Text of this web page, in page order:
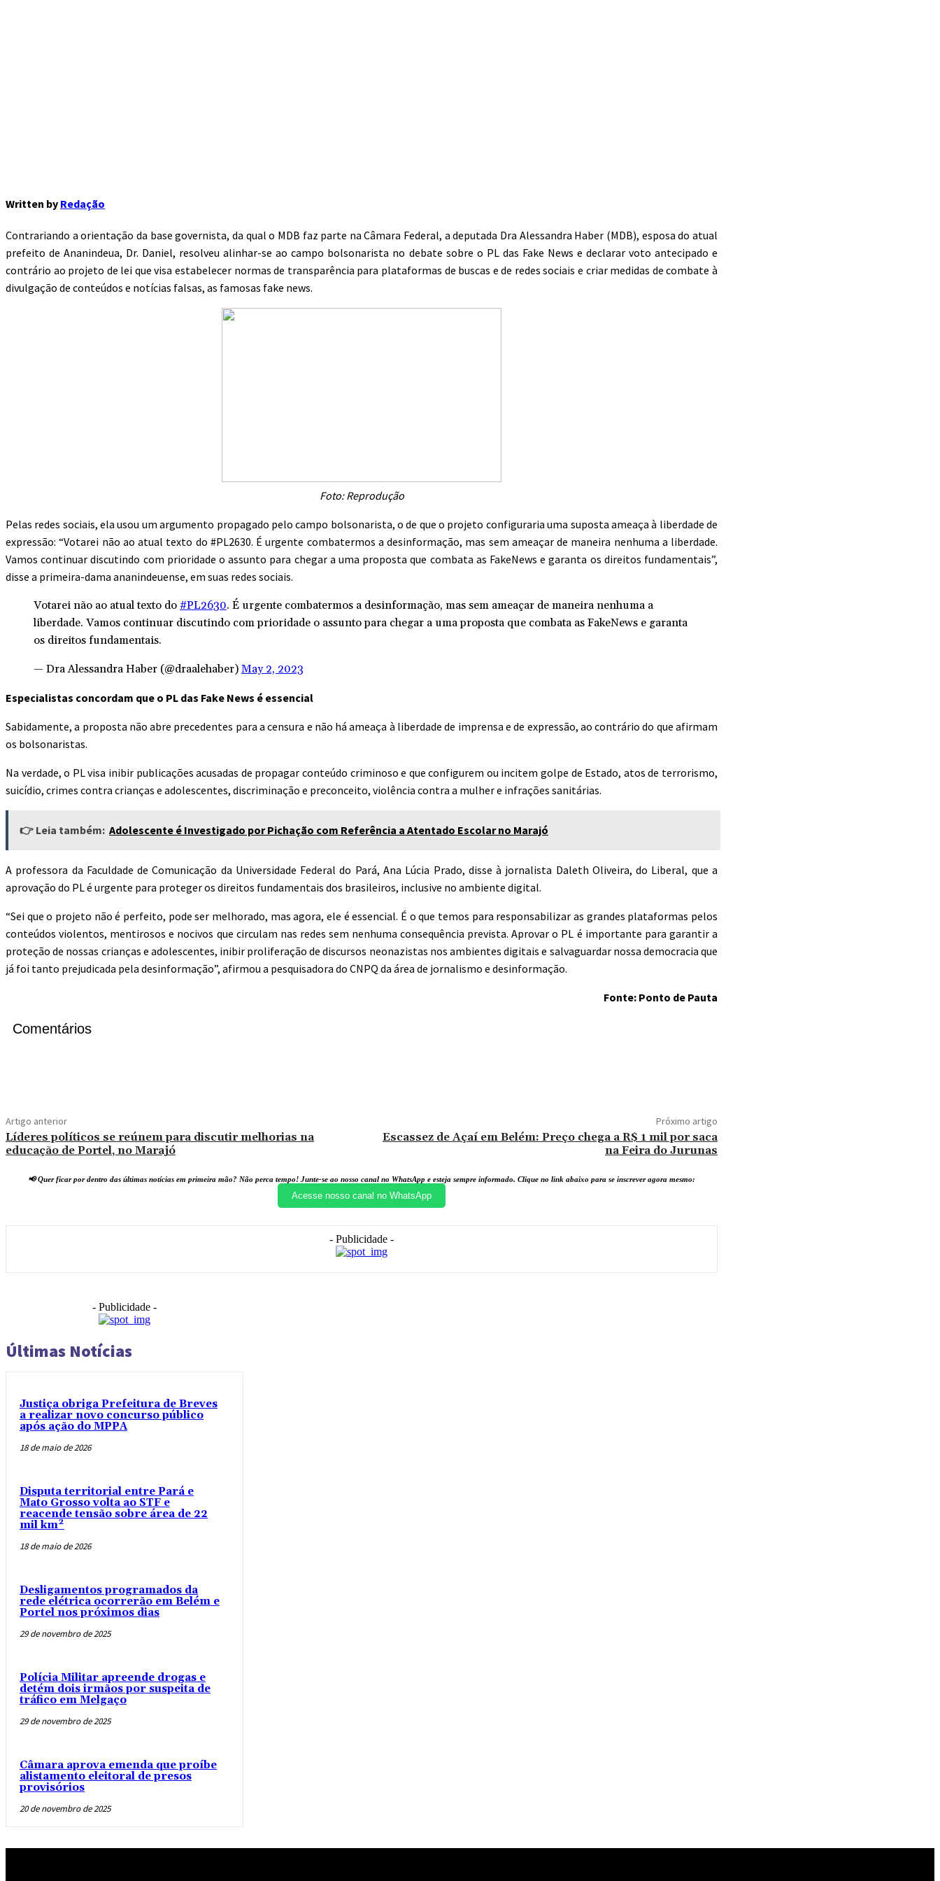
Written by Redação
Contrariando a orientação da base governista, da qual o MDB faz parte na Câmara Federal, a deputada Dra Alessandra Haber (MDB), esposa do atual
prefeito de Ananindeua, Dr. Daniel, resolveu alinhar-se ao campo bolsonarista no debate sobre o PL das Fake News e declarar voto antecipado e
contrário ao projeto de lei que visa estabelecer normas de transparência para plataformas de buscas e de redes sociais e criar medidas de combate à
divulgação de conteúdos e notícias falsas, as famosas fake news.
Foto: Reprodução
Pelas redes sociais, ela usou um argumento propagado pelo campo bolsonarista, o de que o projeto configuraria uma suposta ameaça à liberdade de
expressão: “Votarei não ao atual texto do #PL2630. É urgente combatermos a desinformação, mas sem ameaçar de maneira nenhuma a liberdade.
Vamos continuar discutindo com prioridade o assunto para chegar a uma proposta que combata as FakeNews e garanta os direitos fundamentais”,
disse a primeira-dama ananindeuense, em suas redes sociais.
Votarei não ao atual texto do #PL2630. É urgente combatermos a desinformação, mas sem ameaçar de maneira nenhuma a
liberdade. Vamos continuar discutindo com prioridade o assunto para chegar a uma proposta que combata as FakeNews e garanta
os direitos fundamentais.
— Dra Alessandra Haber (@draalehaber) May 2, 2023
Especialistas concordam que o PL das Fake News é essencial
Sabidamente, a proposta não abre precedentes para a censura e não há ameaça à liberdade de imprensa e de expressão, ao contrário do que afirmam
os bolsonaristas.
Na verdade, o PL visa inibir publicações acusadas de propagar conteúdo criminoso e que configurem ou incitem golpe de Estado, atos de terrorismo,
suicídio, crimes contra crianças e adolescentes, discriminação e preconceito, violência contra a mulher e infrações sanitárias.
👉 Leia também: Adolescente é Investigado por Pichação com Referência a Atentado Escolar no Marajó
A professora da Faculdade de Comunicação da Universidade Federal do Pará, Ana Lúcia Prado, disse à jornalista Daleth Oliveira, do Liberal, que a
aprovação do PL é urgente para proteger os direitos fundamentais dos brasileiros, inclusive no ambiente digital.
“Sei que o projeto não é perfeito, pode ser melhorado, mas agora, ele é essencial. É o que temos para responsabilizar as grandes plataformas pelos
conteúdos violentos, mentirosos e nocivos que circulam nas redes sem nenhuma consequência prevista. Aprovar o PL é importante para garantir a
proteção de nossas crianças e adolescentes, inibir proliferação de discursos neonazistas nos ambientes digitais e salvaguardar nossa democracia que
já foi tanto prejudicada pela desinformação”, afirmou a pesquisadora do CNPQ da área de jornalismo e desinformação.
Fonte: Ponto de Pauta
Comentários
Artigo anterior
Líderes políticos se reúnem para discutir melhorias na
educação de Portel, no Marajó
Próximo artigo
Escassez de Açaí em Belém: Preço chega a R$ 1 mil por saca
na Feira do Jurunas
📢 Quer ficar por dentro das últimas notícias em primeira mão? Não perca tempo! Junte-se ao nosso canal no WhatsApp e esteja sempre informado. Clique no link abaixo para se inscrever agora mesmo:
Acesse nosso canal no WhatsApp
- Publicidade -
- Publicidade -
Últimas Notícias
Justiça obriga Prefeitura de Breves
a realizar novo concurso público
após ação do MPPA
18 de maio de 2026
Disputa territorial entre Pará e
Mato Grosso volta ao STF e
reacende tensão sobre área de 22
mil km²
18 de maio de 2026
Desligamentos programados da
rede elétrica ocorrerão em Belém e
Portel nos próximos dias
29 de novembro de 2025
Polícia Militar apreende drogas e
detém dois irmãos por suspeita de
tráfico em Melgaço
29 de novembro de 2025
Câmara aprova emenda que proíbe
alistamento eleitoral de presos
provisórios
20 de novembro de 2025